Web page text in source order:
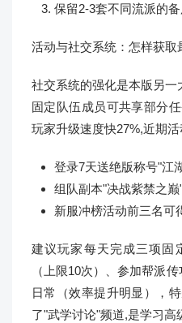
保留2-3套不同流派的
活动与社交系统：怎样获取
社交系统的强化是本版另一
固定队伍成员可共享部分
玩家升级速度快27%,近期活
登录7天送绝版称号"江
组队副本"决战紫禁之巅
新服冲榜活动前三名可
建议玩家每天完成三项固
（上限10次）、参加帮派
日常（效率提升明显），
了"武学讨论"频道,是学习高